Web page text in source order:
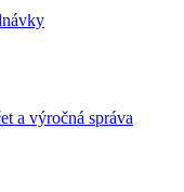
a výročná správa